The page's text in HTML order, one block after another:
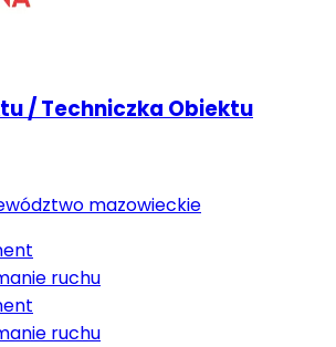
/ Techniczka Obiektu
mazowieckie
ruchu
ruchu